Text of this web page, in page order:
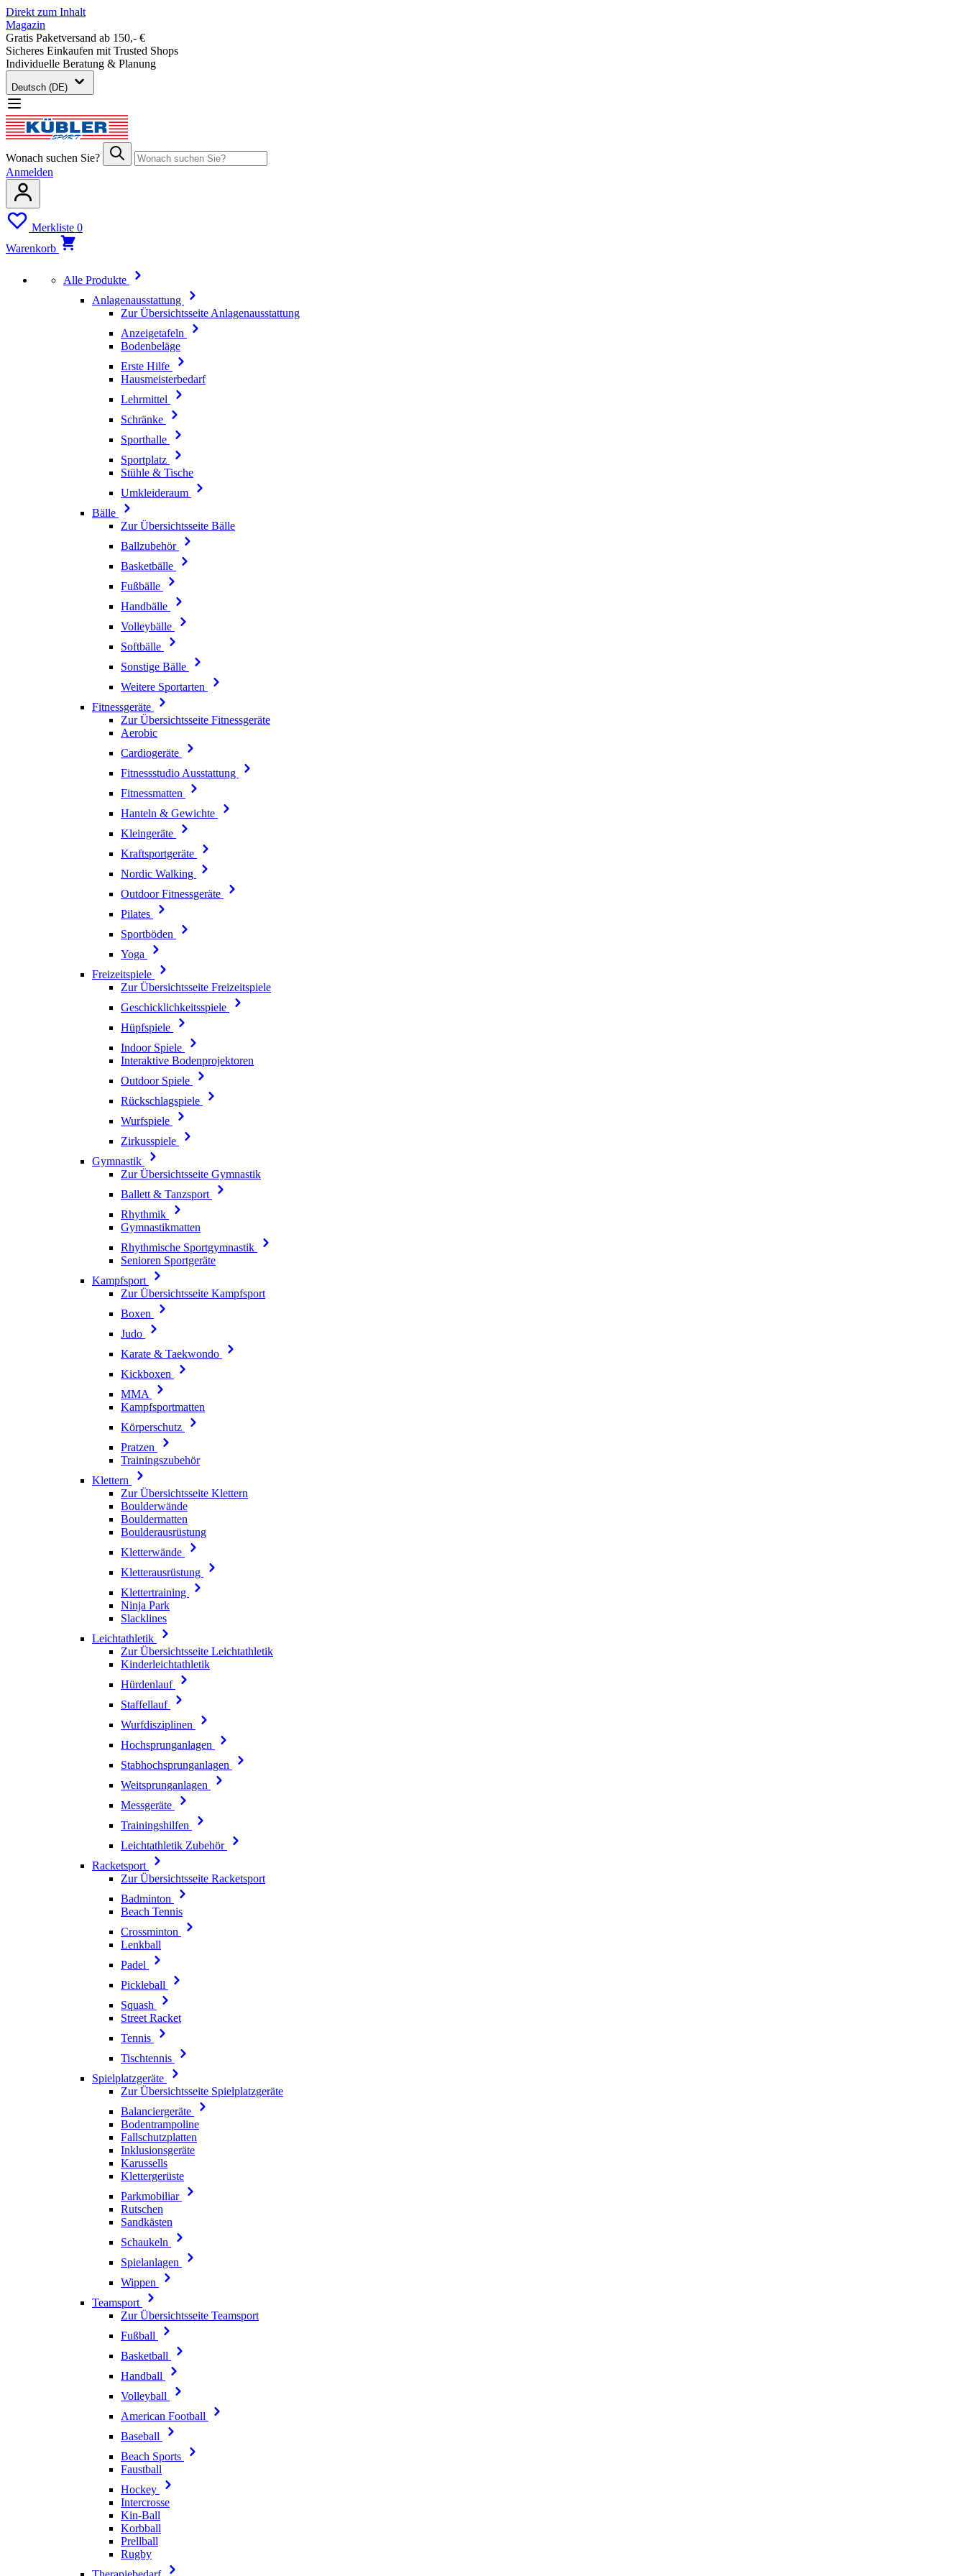
Direkt zum Inhalt
Magazin
Gratis Paketversand ab 150,- €
Sicheres Einkaufen mit Trusted Shops
Individuelle Beratung & Planung
Deutsch (DE)
Wonach suchen Sie?
Anmelden
Merkliste 0
Warenkorb
Alle Produkte
Anlagenausstattung
Zur Übersichtsseite Anlagenausstattung
Anzeigetafeln
Bodenbeläge
Erste Hilfe
Hausmeisterbedarf
Lehrmittel
Schränke
Sporthalle
Sportplatz
Stühle & Tische
Umkleideraum
Bälle
Zur Übersichtsseite Bälle
Ballzubehör
Basketbälle
Fußbälle
Handbälle
Volleybälle
Softbälle
Sonstige Bälle
Weitere Sportarten
Fitnessgeräte
Zur Übersichtsseite Fitnessgeräte
Aerobic
Cardiogeräte
Fitnessstudio Ausstattung
Fitnessmatten
Hanteln & Gewichte
Kleingeräte
Kraftsportgeräte
Nordic Walking
Outdoor Fitnessgeräte
Pilates
Sportböden
Yoga
Freizeitspiele
Zur Übersichtsseite Freizeitspiele
Geschicklichkeitsspiele
Hüpfspiele
Indoor Spiele
Interaktive Bodenprojektoren
Outdoor Spiele
Rückschlagspiele
Wurfspiele
Zirkusspiele
Gymnastik
Zur Übersichtsseite Gymnastik
Ballett & Tanzsport
Rhythmik
Gymnastikmatten
Rhythmische Sportgymnastik
Senioren Sportgeräte
Kampfsport
Zur Übersichtsseite Kampfsport
Boxen
Judo
Karate & Taekwondo
Kickboxen
MMA
Kampfsportmatten
Körperschutz
Pratzen
Trainingszubehör
Klettern
Zur Übersichtsseite Klettern
Boulderwände
Bouldermatten
Boulderausrüstung
Kletterwände
Kletterausrüstung
Klettertraining
Ninja Park
Slacklines
Leichtathletik
Zur Übersichtsseite Leichtathletik
Kinderleichtathletik
Hürdenlauf
Staffellauf
Wurfdisziplinen
Hochsprunganlagen
Stabhochsprunganlagen
Weitsprunganlagen
Messgeräte
Trainingshilfen
Leichtathletik Zubehör
Racketsport
Zur Übersichtsseite Racketsport
Badminton
Beach Tennis
Crossminton
Lenkball
Padel
Pickleball
Squash
Street Racket
Tennis
Tischtennis
Spielplatzgeräte
Zur Übersichtsseite Spielplatzgeräte
Balanciergeräte
Bodentrampoline
Fallschutzplatten
Inklusionsgeräte
Karussells
Klettergerüste
Parkmobiliar
Rutschen
Sandkästen
Schaukeln
Spielanlagen
Wippen
Teamsport
Zur Übersichtsseite Teamsport
Fußball
Basketball
Handball
Volleyball
American Football
Baseball
Beach Sports
Faustball
Hockey
Intercrosse
Kin-Ball
Korbball
Prellball
Rugby